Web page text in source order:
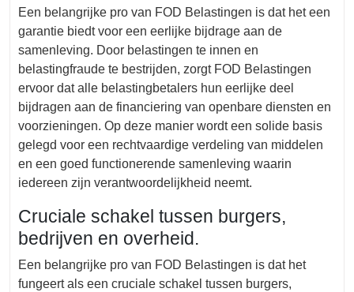
Een belangrijke pro van FOD Belastingen is dat het een
garantie biedt voor een eerlijke bijdrage aan de
samenleving. Door belastingen te innen en
belastingfraude te bestrijden, zorgt FOD Belastingen
ervoor dat alle belastingbetalers hun eerlijke deel
bijdragen aan de financiering van openbare diensten en
voorzieningen. Op deze manier wordt een solide basis
gelegd voor een rechtvaardige verdeling van middelen
en een goed functionerende samenleving waarin
iedereen zijn verantwoordelijkheid neemt.
Cruciale schakel tussen burgers,
bedrijven en overheid.
Een belangrijke pro van FOD Belastingen is dat het
fungeert als een cruciale schakel tussen burgers,